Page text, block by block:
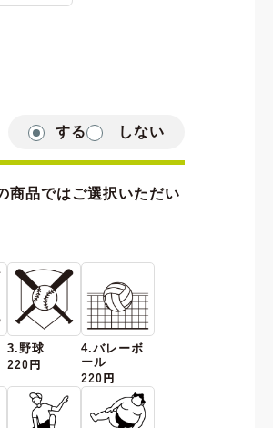
する しない
商品ではご選択いただい
3.野球
220円
4.バレーボ
ール
220円